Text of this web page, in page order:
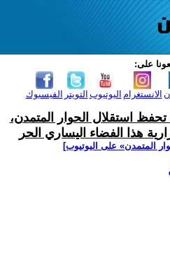
على:
الفيسبوك التويتر اليوتيوب الانستغرام
تحفظ استقلال الحوار المتمدن،
هذا الفضاء اليساري الحر
المتمدن» على اليوتيوب]